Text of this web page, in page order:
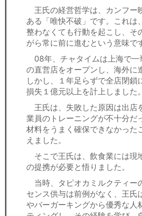
王氏の経営哲学は、カンフー
ある「唯快不破」です。これは
整わなくても行動を起こし、そ
がら常に前に進むという意味で
08年、チャタイムは上海で一
の直営店をオープンし、海外に
しかし、１年足らずで全店閉鎖
損失１億元以上を計上しました。
王氏は、失敗した原因は出店
業員のトレーニングが不十分だ
材料をうまく確保できなかった
えました。
そこで王氏は、飲食業には現
の提携が必要と悟りました。
当時、タピオカミルクティー
センス供与は前例がなく、王氏
やバーガーキングから優秀な人